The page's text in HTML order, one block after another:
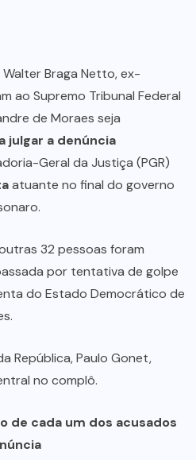
Braga Netto, ex-
ao Supremo Tribunal Federal
de Moraes seja
julgar a denúncia
Geral da Justiça (PGR)
atuante no final do governo
32 pessoas foram
por tentativa de golpe
do Estado Democrático de
República, Paulo Gonet,
no complô.
de cada um dos acusados